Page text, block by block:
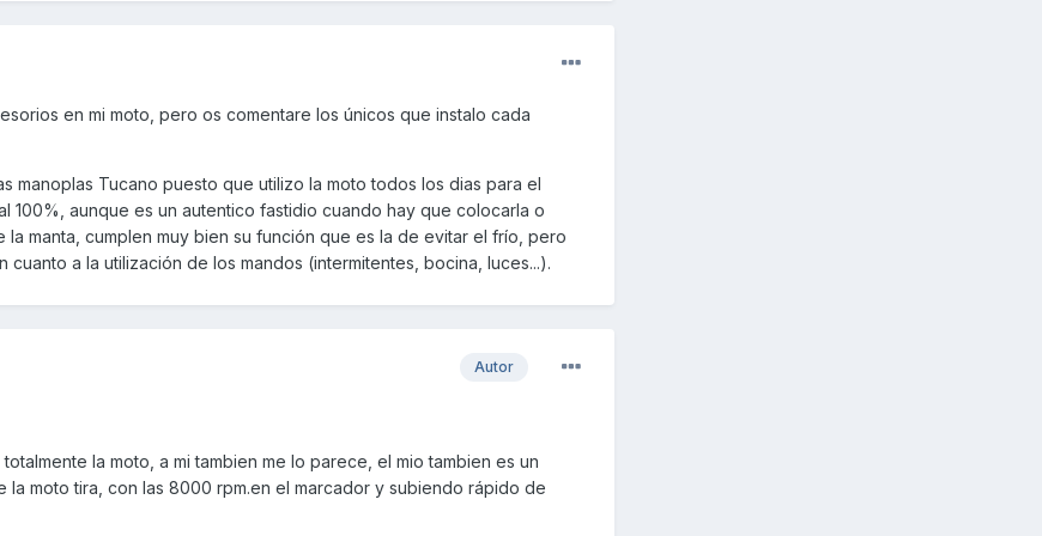
en mi moto, pero os comentare los únicos que instalo cada
manoplas Tucano puesto que utilizo la moto todos los dias para el
100%, aunque es un autentico fastidio cuando hay que colocarla o
la manta, cumplen muy bien su función que es la de evitar el frío, pero
a la utilización de los mandos (intermitentes, bocina, luces...).
Autor
la moto, a mi tambien me lo parece, el mio tambien es un
la moto tira, con las 8000 rpm.en el marcador y subiendo rápido de